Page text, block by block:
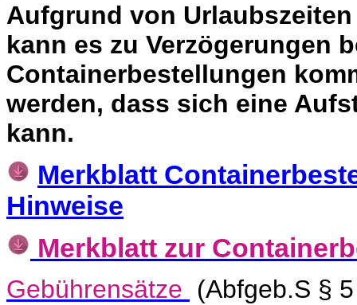
Aufgrund von
kann es zu Verzögerungen
Containerbestellungen
werden, dass sich eine
kann.
Merkblatt
Hinweise
Merkblatt zur
Gebührensätze (Abfgeb.S §